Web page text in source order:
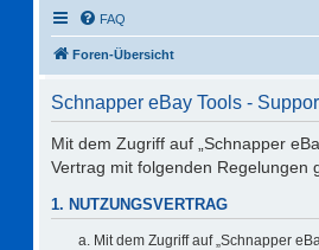
FAQ
Foren-Übersicht
Schnapper eBay Tools -
Mit dem Zugriff auf „Schnapper
Vertrag mit folgenden Regelungen
1. NUTZUNGSVERTRAG
Mit dem Zugriff auf „Schnapper